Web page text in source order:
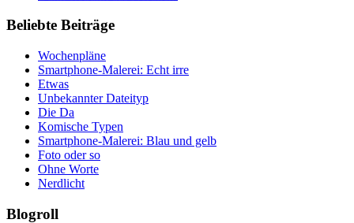
Beliebte Beiträge
Wochenpläne
Smartphone-Malerei: Echt irre
Etwas
Unbekannter Dateityp
Die Da
Komische Typen
Smartphone-Malerei: Blau und gelb
Foto oder so
Ohne Worte
Nerdlicht
Blogroll